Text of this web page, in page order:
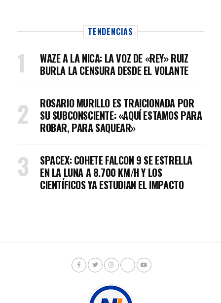
TENDENCIAS
WAZE A LA NICA: LA VOZ DE «REY» RUIZ
BURLA LA CENSURA DESDE EL VOLANTE
ROSARIO MURILLO ES TRAICIONADA POR
SU SUBCONSCIENTE: «AQUÍ ESTAMOS PARA
ROBAR, PARA SAQUEAR»
SPACEX: COHETE FALCON 9 SE ESTRELLA
EN LA LUNA A 8.700 KM/H Y LOS
CIENTÍFICOS YA ESTUDIAN EL IMPACTO